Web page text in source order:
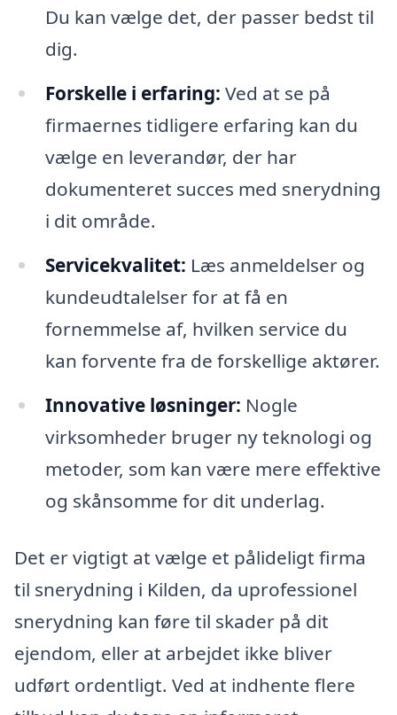
Du kan vælge det, der passer bedst til
dig.
Forskelle i erfaring: Ved at se på
firmaernes tidligere erfaring kan du
vælge en leverandør, der har
dokumenteret succes med snerydning
i dit område.
Servicekvalitet: Læs anmeldelser og
kundeudtalelser for at få en
fornemmelse af, hvilken service du
kan forvente fra de forskellige aktører.
Innovative løsninger: Nogle
virksomheder bruger ny teknologi og
metoder, som kan være mere effektive
og skånsomme for dit underlag.
Det er vigtigt at vælge et pålideligt firma
til snerydning i Kilden, da uprofessionel
snerydning kan føre til skader på dit
ejendom, eller at arbejdet ikke bliver
udført ordentligt. Ved at indhente flere